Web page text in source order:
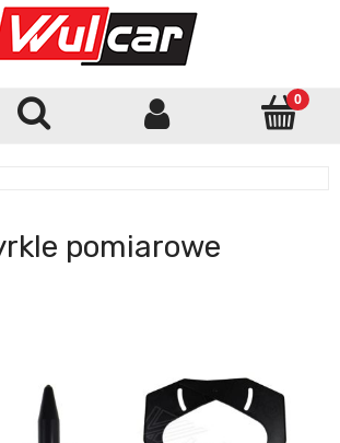
pomiarowe